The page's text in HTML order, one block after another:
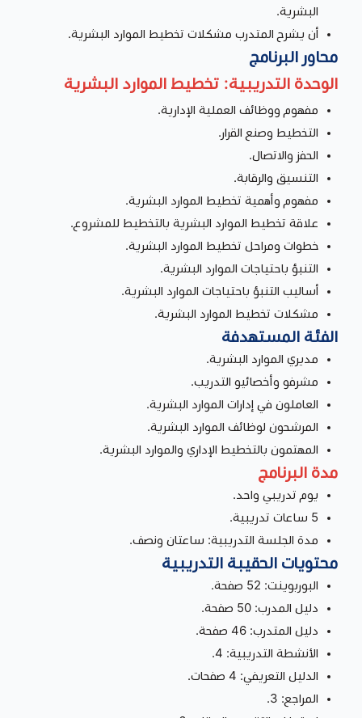
البشرية.
أن يشرح المتدرب مشكلات تخطيط الموارد البشرية.
محاور البرنامج
الوحدة التدريبية: تخطيط الموارد البشرية
مفهوم ووظائف العملية الإدارية.
التخطيط وصنع القرار.
الحفز والاتصال.
التنسيق والرقابة.
مفهوم وأهمية تخطيط الموارد البشرية.
علاقة تخطيط الموارد البشرية بالتخطيط للمشروع.
خطوات ومراحل تخطيط الموارد البشرية.
التنبؤ باحتياجات الموارد البشرية.
أساليب التنبؤ باحتياجات الموارد البشرية.
مشكلات تخطيط الموارد البشرية.
الفئة المستهدفة
مديري الموارد البشرية.
مشرفو وأخصائيو التدريب.
العاملون في إدارات الموارد البشرية.
المرشحون لوظائف الموارد البشرية.
المهتمون بالتخطيط الإداري والموارد البشرية.
مدة البرنامج
يوم تدريبي واحد.
5 ساعات تدريبية.
مدة الجلسة التدريبية: ساعتان ونصف.
محتويات الحقيبة التدريبية
البوربوينت: 52 صفحة.
دليل المدرب: 50 صفحة.
دليل المتدرب: 46 صفحة.
الأنشطة التدريبية: 4.
الدليل التعريفي: 4 صفحات.
المراجع: 3.